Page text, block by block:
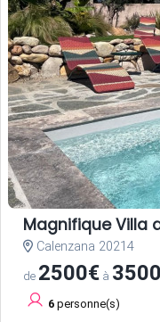
Magnifique Villa
Calenzana 20214
de 2500€ à
6 personne(s)